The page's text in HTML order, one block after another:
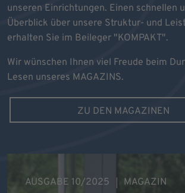
unseren Einrichtungen. Einen schnellen
Überblick über unsere Struktur- und
erhalten Sie im Beileger "KOMPAKT".
Wir wünschen Ihnen viel Freude beim
Lesen unseres MAGAZINS.
ZU DEN MAGAZINEN
AUSGABE 10/2025 MAGAZIN